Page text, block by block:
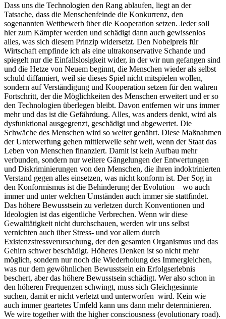
Dass uns die Technologien den Rang ablaufen, liegt an der
Tatsache, dass die Menschenfeinde die Konkurrenz, den
sogenannten Wettbewerb über die Kooperation setzen. Jeder soll
hier zum Kämpfer werden und schädigt dann auch gewissenlos
alles, was sich diesem Prinzip widersetzt. Den Nobelpreis für
Wirtschaft empfinde ich als eine ultrakonservative Schande und
spiegelt nur die Einfallslosigkeit wider, in der wir nun gefangen sind
und die Hetze von Neuem beginnt, die Menschen wieder als selbst
schuld diffamiert, weil sie dieses Spiel nicht mitspielen wollen,
sondern auf Verständigung und Kooperation setzen für den wahren
Fortschritt, der die Möglichkeiten des Menschen erweitert und er so
den Technologien überlegen bleibt. Davon entfernen wir uns immer
mehr und das ist die Gefährdung. Alles, was anders denkt, wird als
dysfunktional ausgegrenzt, geschädigt und abgewertet. Die
Schwäche des Menschen wird so weiter genährt. Diese Maßnahmen
der Unterwerfung gehen mittlerweile sehr weit, wenn der Staat das
Leben von Menschen finanziert. Damit ist kein Aufbau mehr
verbunden, sondern nur weitere Gängelungen der Entwertungen
und Diskriminierungen von den Menschen, die ihren indoktrinierten
Verstand gegen alles einsetzen, was nicht konform ist. Der Sog in
den Konformismus ist die Behinderung der Evolution – wo auch
immer und unter welchen Umständen auch immer sie stattfindet.
Das höhere Bewusstsein zu verletzen durch Konventionen und
Ideologien ist das eigentliche Verbrechen. Wenn wir diese
Gewalttätigkeit nicht durchschauen, werden wir uns selbst
vernichten auch über Stress- und vor allem durch
Existenzstressverursachung, der den gesamten Organismus und das
Gehirn schwer beschädigt. Höheres Denken ist so nicht mehr
möglich, sondern nur noch die Wiederholung des Immergleichen,
was nur dem gewöhnlichen Bewusstsein ein Erfolgserlebnis
beschert, aber das höhere Bewusstsein schädigt. Wer also schon in
den höheren Frequenzen schwingt, muss sich Gleichgesinnte
suchen, damit er nicht verletzt und unterworfen wird. Kein wie
auch immer geartetes Umfeld kann uns dann mehr determinieren.
We wire together with the higher consciousness (evolutionary road).